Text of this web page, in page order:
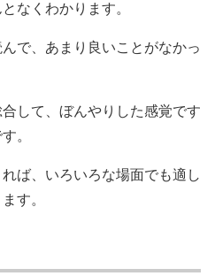
なくわかります。
で、あまり良いことがなかっ
して、ぼんやりした感覚です
。
ば、いろいろな場面でも適し
す。